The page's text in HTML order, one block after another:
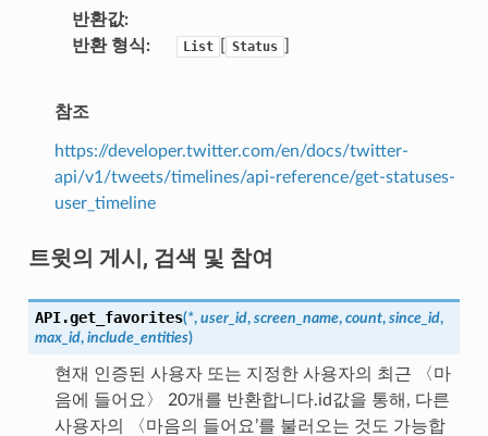
반환값
반환 형식
List Status
참조
https://developer.twitter.com/en/docs/twitter-
api/v1/tweets/timelines/api-reference/get-statuses-
user_timeline
트윗의 게시, 검색 및 참여
API.get_favorites(*, user_id, screen_name, count, since_id,
max_id, include_entities)
현재 인증된 사용자 또는 지정한 사용자의 최근 〈마
음에 들어요〉 20개를 반환합니다.id값을 통해, 다른
사용자의 〈마음의 들어요’를 불러오는 것도 가능합